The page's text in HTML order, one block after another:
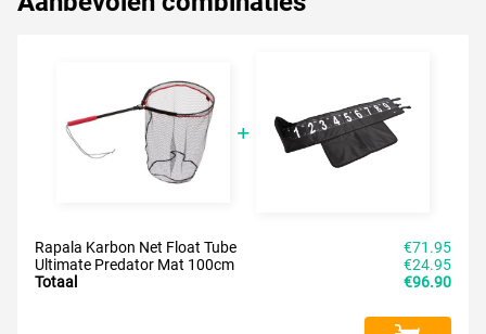
Rapala Karbon Net Float Tube
€71.95
Ultimate Predator Mat 100cm
€24.95
Totaal
€96.90